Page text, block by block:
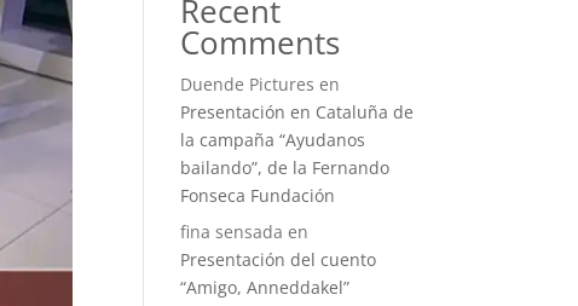
Recent
Comments
Duende Pictures en
Presentación en Cataluña de
la campaña “Ayudanos
bailando”, de la Fernando
Fonseca Fundación
fina sensada en
Presentación del cuento
“Amigo, Anneddakel”